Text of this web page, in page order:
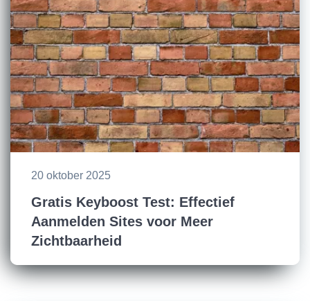
20 oktober 2025
Gratis Keyboost Test: Effectief
Aanmelden Sites voor Meer
Zichtbaarheid